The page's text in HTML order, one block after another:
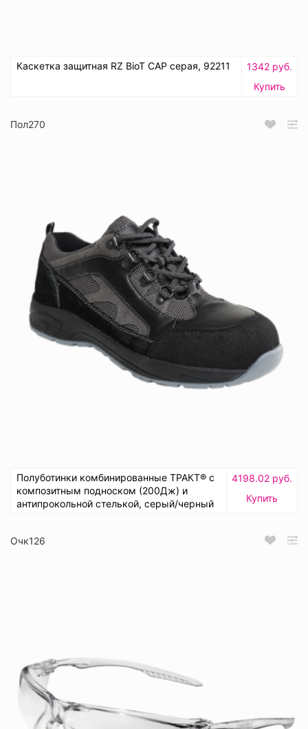
Каскетка защитная RZ BioT CAP серая, 92211
1342 руб.
Купить
Пол270
Полуботинки комбинированные ТРАКТ® с
композитным подноском (200Дж) и
антипрокольной стелькой, серый/черный
4198.02 руб.
Купить
Очк126